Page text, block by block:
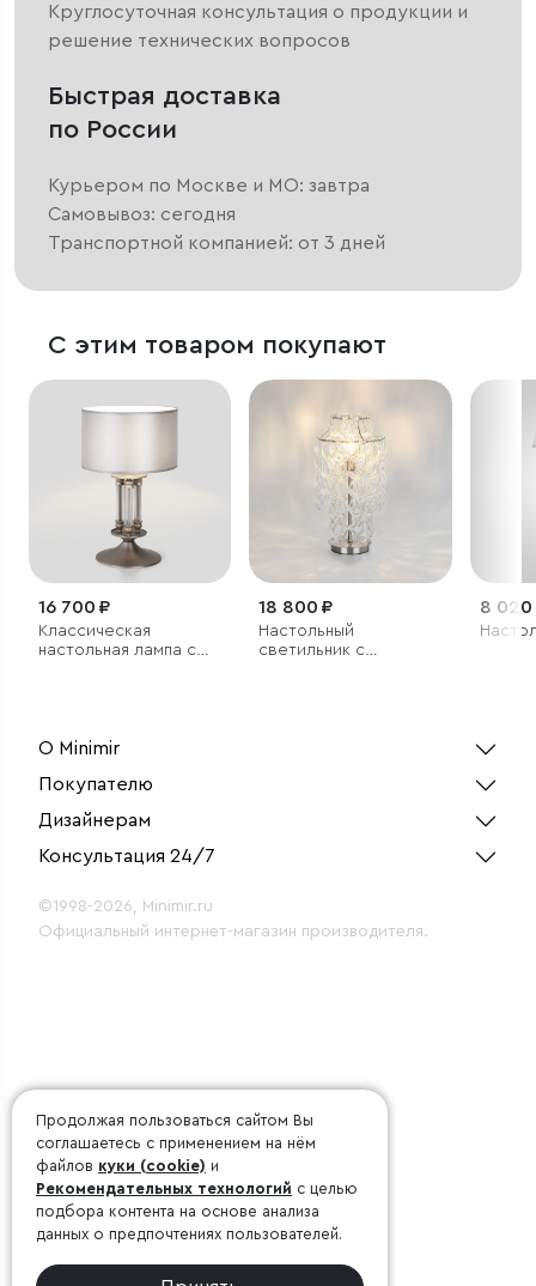
Круглосуточная консультация о продукции и
решение технических вопросов
Быстрая доставка
по России
Курьером по Москве и МО: завтра
Самовывоз: сегодня
Транспортной компанией: от 3 дней
С этим товаром покупают
16 700 ₽
Классическая
настольная лампа с
18 800 ₽
Настольный
светильник с
8 020
О Minimir
Покупателю
Дизайнерам
Консультация 24/7
©1998-2026, Minimir.ru
Официальный интернет-магазин производителя.
Продолжая пользоваться сайтом Вы
соглашаетесь с применением на нём
файлов куки (cookie) и
Рекомендательных технологий с целью
подбора контента на основе анализа
данных о предпочтениях пользователей.